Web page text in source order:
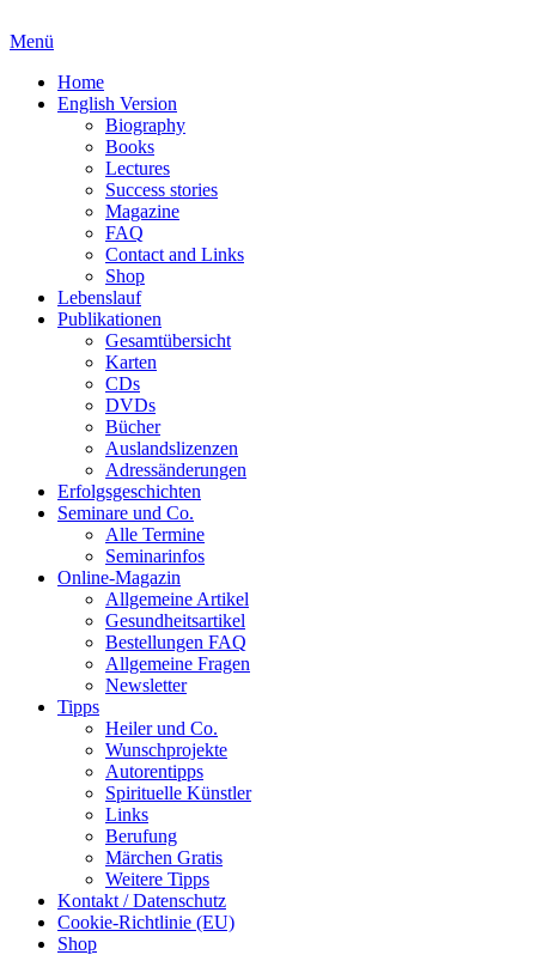
Menü
Home
English Version
Biography
Books
Lectures
Success stories
Magazine
FAQ
Contact and Links
Shop
Lebenslauf
Publikationen
Gesamtübersicht
Karten
CDs
DVDs
Bücher
Auslandslizenzen
Adressänderungen
Erfolgsgeschichten
Seminare und Co.
Alle Termine
Seminarinfos
Online-Magazin
Allgemeine Artikel
Gesundheitsartikel
Bestellungen FAQ
Allgemeine Fragen
Newsletter
Tipps
Heiler und Co.
Wunschprojekte
Autorentipps
Spirituelle Künstler
Links
Berufung
Märchen Gratis
Weitere Tipps
Kontakt / Datenschutz
Cookie-Richtlinie (EU)
Shop